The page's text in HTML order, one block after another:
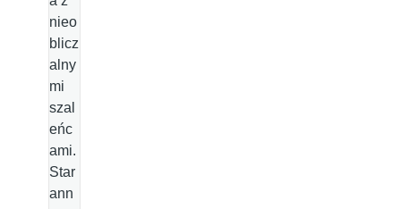
nieo
blicz
alny
mi
szal
eńc
ami.
Star
ann